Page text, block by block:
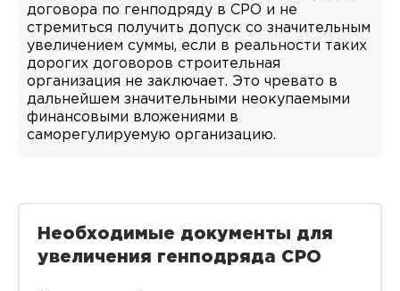
договора по генподряду в СРО и не
стремиться получить допуск со значительным
увеличением суммы, если в реальности таких
дорогих договоров строительная
организация не заключает. Это чревато в
дальнейшем значительными неокупаемыми
финансовыми вложениями в
саморегулируемую организацию.
Необходимые документы для
увеличения генподряда СРО